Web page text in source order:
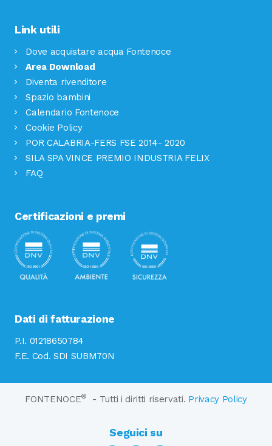
Link utili
Dove acquistare acqua Fontenoce
Area Download
Diventa rivenditore
Spazio bambini
Calendario Fontenoce
Cookie Policy
POR CALABRIA-FERS FSE 2014- 2020
SILA SPA VINCE PREMIO INDUSTRIA FELIX
FAQ
Certificazioni e premi
Dati di fatturazione
P.I. 01218650784
F.E. Cod. SDI SUBM70N
FONTENOCE® - Tutti i diritti riservati. Privacy Policy
Seguici su